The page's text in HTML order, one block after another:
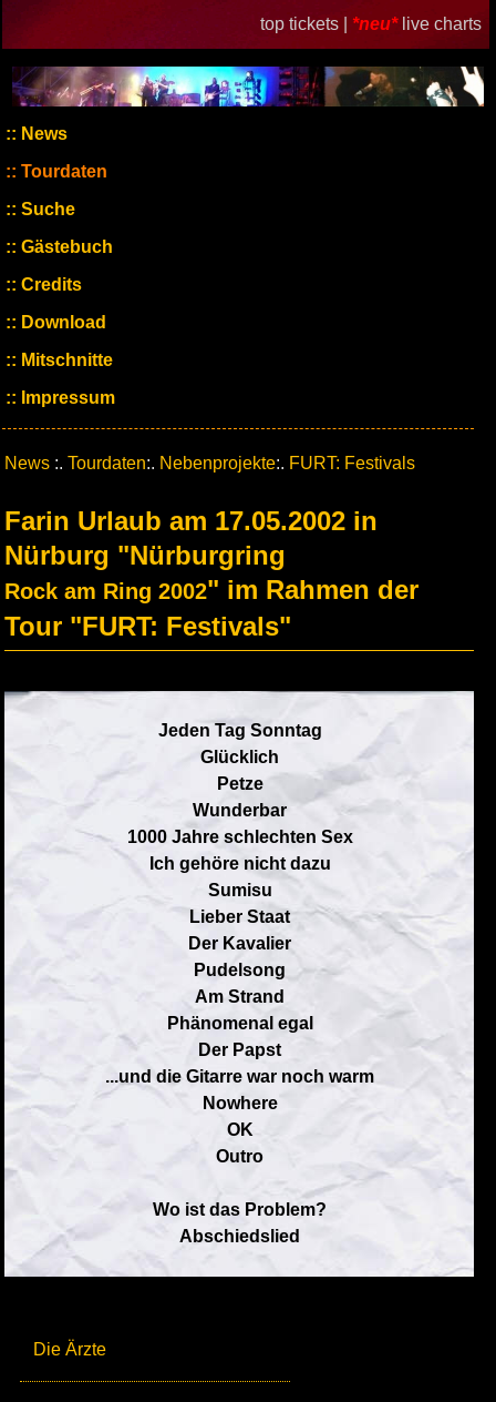
top tickets | *neu* live charts
News
Tourdaten
Suche
Gästebuch
Credits
Download
Mitschnitte
Impressum
Die Ärzte
News :. Tourdaten:. Nebenprojekte:. FURT: Festivals
Farin Urlaub am 17.05.2002 in
Nürburg "Nürburgring
Rock am Ring 2002" im Rahmen der
Tour "FURT: Festivals"
Jeden Tag Sonntag
Glücklich
Petze
Wunderbar
1000 Jahre schlechten Sex
Ich gehöre nicht dazu
Sumisu
Lieber Staat
Der Kavalier
Pudelsong
Am Strand
Phänomenal egal
Der Papst
...und die Gitarre war noch warm
Nowhere
OK
Outro
Wo ist das Problem?
Abschiedslied